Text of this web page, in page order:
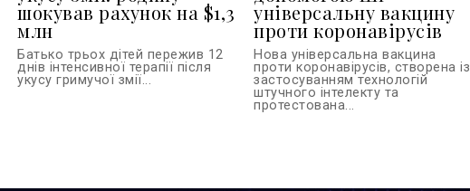
шокував рахунок на $1,3
млн
Батько трьох дітей пережив 12
днів інтенсивної терапії після
укусу гримучої змії...
універсальну вакцину
проти коронавірусів
Нова універсальна вакцина
проти коронавірусів, створена із
застосуванням технологій
штучного інтелекту та
протестована...